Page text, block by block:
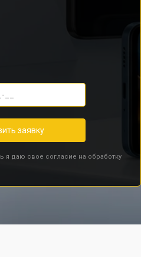
заявку
я даю свое согласие на обработку